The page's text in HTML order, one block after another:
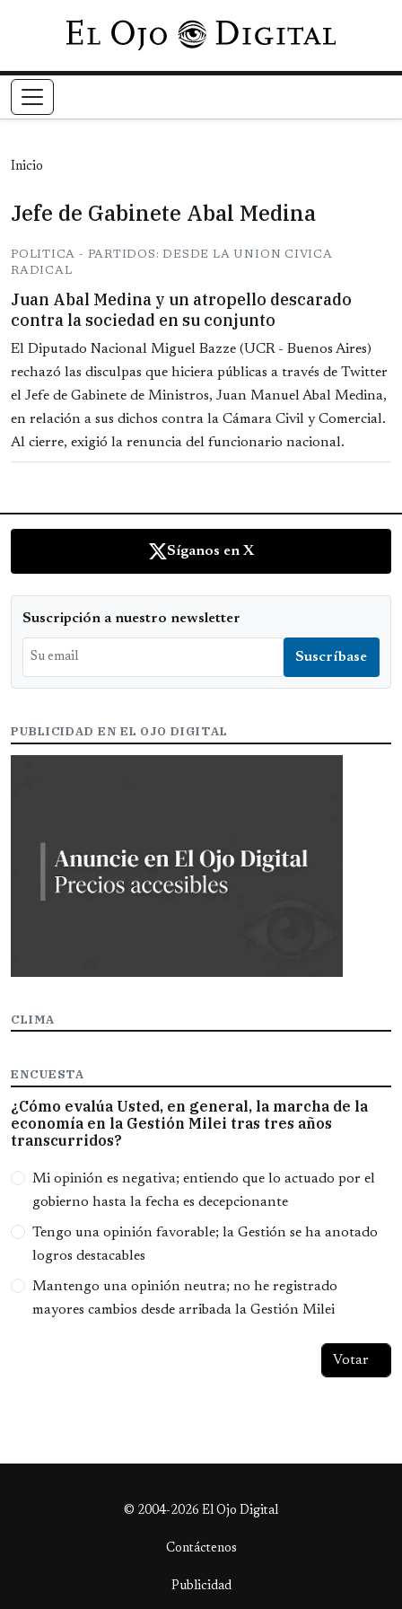
Pasar al contenido principal
Inicio
Jefe de Gabinete Abal Medina
POLITICA - PARTIDOS: DESDE LA UNION CIVICA
RADICAL
Juan Abal Medina y un atropello descarado
contra la sociedad en su conjunto
El Diputado Nacional Miguel Bazze (UCR - Buenos Aires)
rechazó las disculpas que hiciera públicas a través de Twitter
el Jefe de Gabinete de Ministros, Juan Manuel Abal Medina,
en relación a sus dichos contra la Cámara Civil y Comercial.
Al cierre, exigió la renuncia del funcionario nacional.
Síganos en X
Suscripción a nuestro newsletter
PUBLICIDAD EN EL OJO DIGITAL
CLIMA
ENCUESTA
¿Cómo evalúa Usted, en general, la marcha de la
economía en la Gestión Milei tras tres años
transcurridos?
Opciones
Mi opinión es negativa; entiendo que lo actuado por el
gobierno hasta la fecha es decepcionante
Tengo una opinión favorable; la Gestión se ha anotado
logros destacables
Mantengo una opinión neutra; no he registrado
mayores cambios desde arribada la Gestión Milei
© 2004-2026 El Ojo Digital
Contáctenos
Publicidad